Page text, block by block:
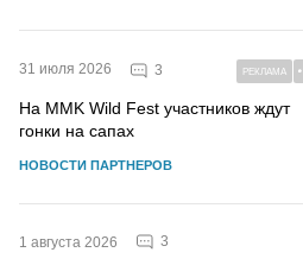
31 июля 2026 3 РЕКЛАМА
На MMK Wild Fest участников ждут
гонки на сапах
НОВОСТИ ПАРТНЕРОВ
1 августа 2026 3